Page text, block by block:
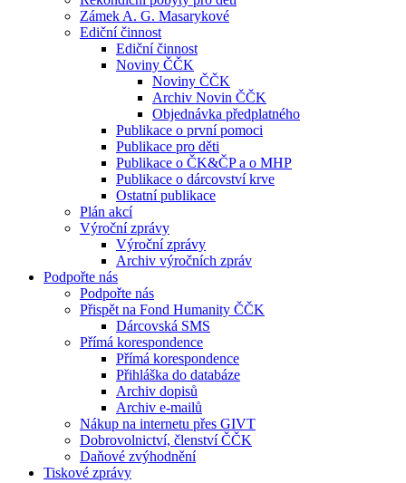
Zámek A. G. Masarykové
Ediční činnost
Ediční činnost
Noviny ČČK
Noviny ČČK
Archiv Novin ČČK
Objednávka předplatného
Publikace o první pomoci
Publikace pro děti
Publikace o ČK&ČP a o MHP
Publikace o dárcovství krve
Ostatní publikace
Plán akcí
Výroční zprávy
Výroční zprávy
Archiv výročních zpráv
Podpořte nás
Podpořte nás
Přispět na Fond Humanity ČČK
Dárcovská SMS
Přímá korespondence
Přímá korespondence
Přihláška do databáze
Archiv dopisů
Archiv e-mailů
Nákup na internetu přes GIVT
Dobrovolnictví, členství ČČK
Daňové zvýhodnění
Tiskové zprávy